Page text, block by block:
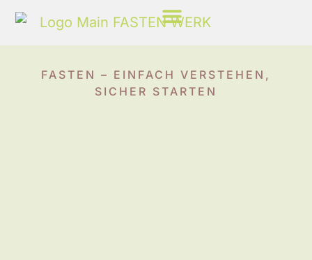
FASTEN – EINFACH VERSTEHEN,
SICHER STARTEN